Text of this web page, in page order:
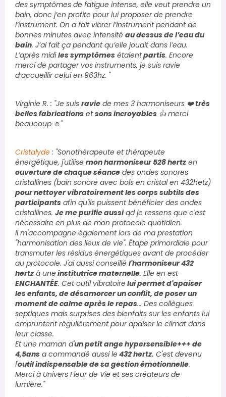
des symptômes de fatigue intense, elle veut prendre un
bain, donc j’en profite pour lui proposer de prendre
l’instrument. On a fait vibrer l’instrument pendant de
bonnes minutes avec intensité au dessus de l’eau du
bain. J’ai fait ça pendant qu’elle jouait dans l’eau.
L’après midiles symptômes étaientpartis. Encore
merci de partager vos instruments, je suis ravie
d’accueillir celui en 963hz. "
Virginie R. : "Je suis ravie de mes 3 harmoniseurs ❤️très
belles fabrications etsons incroyables 👍 merci
beaucoup ☺️"
Cristalyde : "Sonothérapeute et thérapeute
énergétique, j'utilise mon harmoniseur 528 hertz en
ouverture de chaque séance des ondes sonores
cristallines (bain sonore avec bols en cristal en 432hetz)
pour nettoyer vibratoirement les corps subtils des
participants afin qu'ils puissent bénéficier des ondes
cristallines. Je me purifie aussiqd je ressens que c'est
nécessaire en plus de mon protocole quotidien.
Il m'accompagne également lors de ma prestation
"harmonisation des lieux de vie". Étape primordiale pour
transmuter les résidus énergétiques avant de procéder
au protocole. J'ai aussi conseillé l'harmoniseur 432
hertz à uneinstitutrice maternelle. Elle en est
ENCHANTÉE. Cet outil vibratoirelui permet d'apaiser
les enfants, de désamorcer un conflit, de poser un
moment de calme après le repas... Des collègues
septiques mais surprises des bienfaits sur les enfants lui
empruntent régulièrement pour apaiser le climat dans
leur classe.
Et une maman d'un petit ange hypersensible+++ de
4,5ans a commandé aussi le432 hertz. C'est devenu
l'outil indispensable de sa gestion émotionnelle.
Merci à Univers Fleur de Vie et ses créateurs de
lumière."